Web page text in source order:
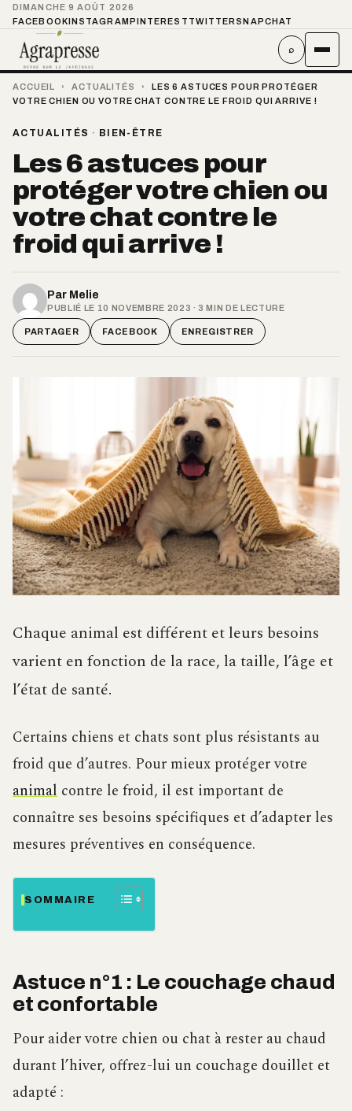
DIMANCHE 9 AOÛT 2026
FACEBOOKINSTAGRAMPINTEREST TWITTER SNAPCHAT
⌕
ACCUEIL › ACTUALITÉS ›
LES 6 ASTUCES POUR PROTÉGER
VOTRE CHIEN OU VOTRE CHAT CONTRE LE FROID QUI ARRIVE !
ACTUALITÉS · BIEN-ÊTRE
Les 6 astuces pour
protéger votre chien ou
votre chat contre le
froid qui arrive !
Par Melie
PUBLIÉ LE 10 NOVEMBRE 2023 · 3 MIN DE LECTURE
PARTAGER FACEBOOK ENREGISTRER
Chaque animal est différent et leurs besoins
varient en fonction de la race, la taille, l’âge et
l’état de santé.
Certains chiens et chats sont plus résistants au
froid que d’autres. Pour mieux protéger votre
animal contre le froid, il est important de
connaître ses besoins spécifiques et d’adapter les
mesures préventives en conséquence.
SOMMAIRE
Astuce n°1 : Le couchage chaud
et confortable
Pour aider votre chien ou chat à rester au chaud
durant l’hiver, offrez-lui un couchage douillet et
adapté :